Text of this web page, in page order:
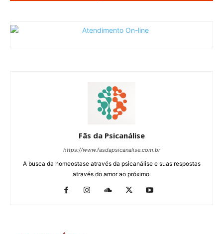
Fãs da Psicanálise
https://www.fasdapsicanalise.com.br
A busca da homeostase através da psicanálise e suas respostas
através do amor ao próximo.